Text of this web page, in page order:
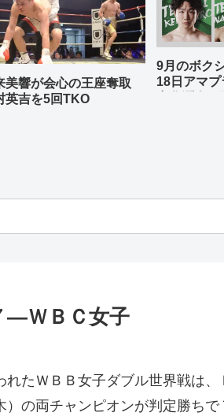
美響が会心の王座奪取
英吉を5回TKO
9月のボク
18日アマ
—ＷＢＣ女子
れたＷＢＢ女子ダブル世界戦は
の両チャンピオンが判定勝ちで